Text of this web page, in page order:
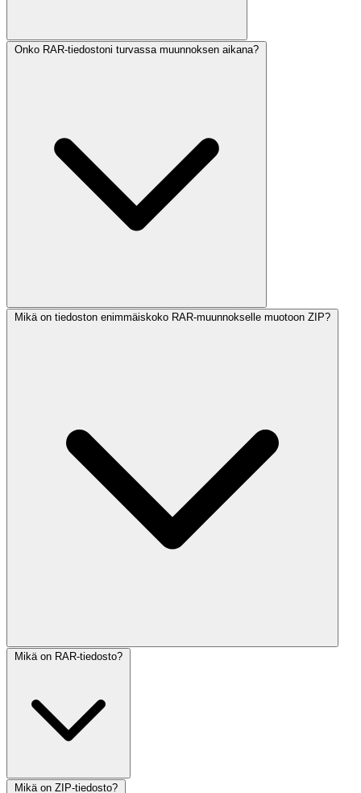
Onko RAR-tiedostoni turvassa muunnoksen aikana?
Mikä on tiedoston enimmäiskoko RAR-muunnokselle muotoon ZIP?
Mikä on RAR-tiedosto?
Mikä on ZIP-tiedosto?